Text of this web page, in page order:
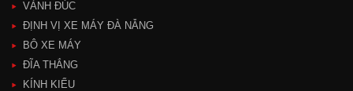
VÀNH ĐÚC
ĐỊNH VỊ XE MÁY ĐÀ NẴNG
BÔ XE MÁY
ĐĨA THẮNG
KÍNH KIỂU